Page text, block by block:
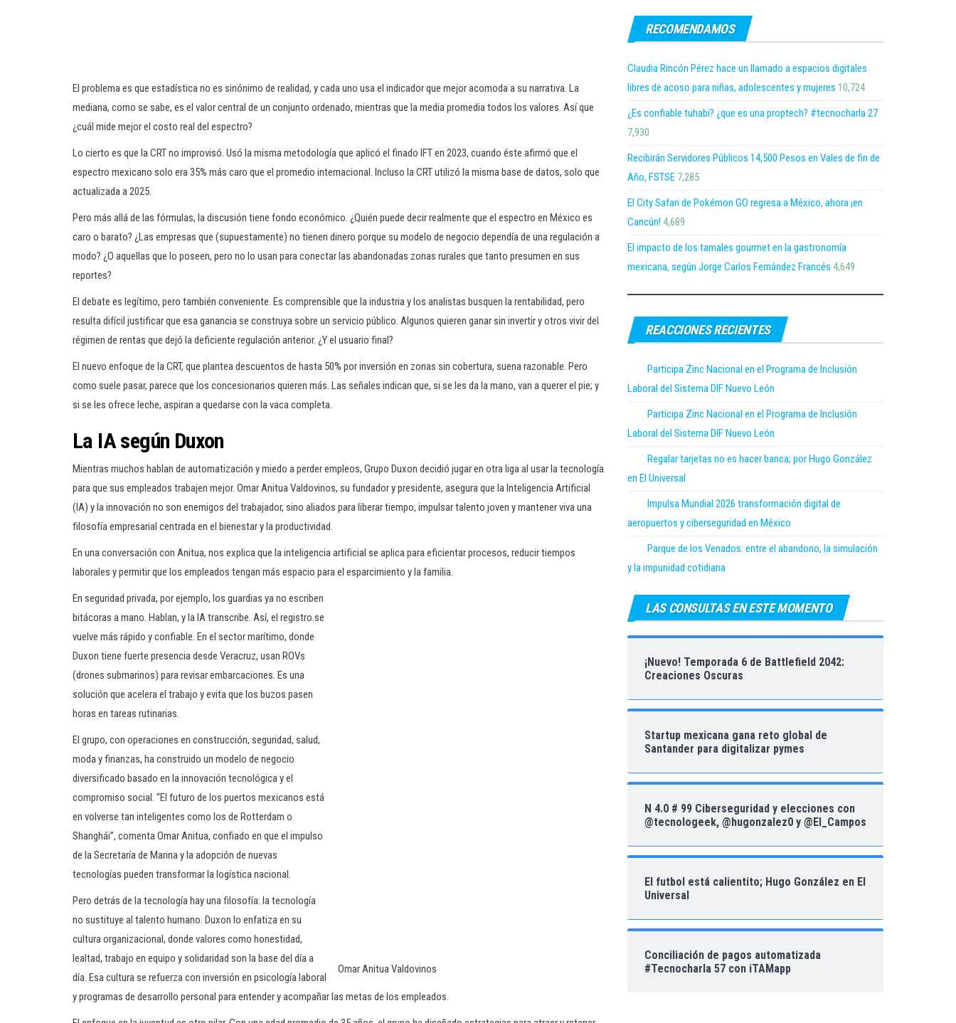
El problema es que estadística no es sinónimo de realidad, y cada uno usa el indicador que mejor acomoda a su narrativa. La
mediana, como se sabe, es el valor central de un conjunto ordenado, mientras que la media promedia todos los valores. Así que
¿cuál mide mejor el costo real del espectro?
Lo cierto es que la CRT no improvisó. Usó la misma metodología que aplicó el finado IFT en 2023, cuando éste afirmó que el
espectro mexicano solo era 35% más caro que el promedio internacional. Incluso la CRT utilizó la misma base de datos, solo que
actualizada a 2025.
Pero más allá de las fórmulas, la discusión tiene fondo económico. ¿Quién puede decir realmente que el espectro en México es
caro o barato? ¿Las empresas que (supuestamente) no tienen dinero porque su modelo de negocio dependía de una regulación a
modo? ¿O aquellas que lo poseen, pero no lo usan para conectar las abandonadas zonas rurales que tanto presumen en sus
reportes?
El debate es legítimo, pero también conveniente. Es comprensible que la industria y los analistas busquen la rentabilidad, pero
resulta difícil justificar que esa ganancia se construya sobre un servicio público. Algunos quieren ganar sin invertir y otros vivir del
régimen de rentas que dejó la deficiente regulación anterior. ¿Y el usuario final?
El nuevo enfoque de la CRT, que plantea descuentos de hasta 50% por inversión en zonas sin cobertura, suena razonable. Pero
como suele pasar, parece que los concesionarios quieren más. Las señales indican que, si se les da la mano, van a querer el pie; y
si se les ofrece leche, aspiran a quedarse con la vaca completa.
La IA según Duxon
Mientras muchos hablan de automatización y miedo a perder empleos, Grupo Duxon decidió jugar en otra liga al usar la tecnología
para que sus empleados trabajen mejor. Omar Anitua Valdovinos, su fundador y presidente, asegura que la Inteligencia Artificial
(IA) y la innovación no son enemigos del trabajador, sino aliados para liberar tiempo, impulsar talento joven y mantener viva una
filosofía empresarial centrada en el bienestar y la productividad.
En una conversación con Anitua, nos explica que la inteligencia artificial se aplica para eficientar procesos, reducir tiempos
laborales y permitir que los empleados tengan más espacio para el esparcimiento y la familia.
Omar Anitua Valdovinos
En seguridad privada, por ejemplo, los guardias ya no escriben
bitácoras a mano. Hablan, y la IA transcribe. Así, el registro se
vuelve más rápido y confiable. En el sector marítimo, donde
Duxon tiene fuerte presencia desde Veracruz, usan ROVs
(drones submarinos) para revisar embarcaciones. Es una
solución que acelera el trabajo y evita que los buzos pasen
horas en tareas rutinarias.
El grupo, con operaciones en construcción, seguridad, salud,
moda y finanzas, ha construido un modelo de negocio
diversificado basado en la innovación tecnológica y el
compromiso social. “El futuro de los puertos mexicanos está
en volverse tan inteligentes como los de Rotterdam o
Shanghái”, comenta Omar Anitua, confiado en que el impulso
de la Secretaría de Marina y la adopción de nuevas
tecnologías pueden transformar la logística nacional.
Pero detrás de la tecnología hay una filosofía: la tecnología
no sustituye al talento humano. Duxon lo enfatiza en su
cultura organizacional, donde valores como honestidad,
lealtad, trabajo en equipo y solidaridad son la base del día a
día. Esa cultura se refuerza con inversión en psicología laboral
y programas de desarrollo personal para entender y acompañar las metas de los empleados.
RECOMENDAMOS
Claudia Rincón Pérez hace un llamado a espacios digitales
libres de acoso para niñas, adolescentes y mujeres 10,724
¿Es confiable tuhabi? ¿que es una proptech? #tecnocharla 27
7,930
Recibirán Servidores Públicos 14,500 Pesos en Vales de fin de
Año, FSTSE 7,285
El City Safari de Pokémon GO regresa a México, ahora ¡en
Cancún! 4,689
El impacto de los tamales gourmet en la gastronomía
mexicana, según Jorge Carlos Fernández Francés 4,649
REACCIONES RECIENTES
Participa Zinc Nacional en el Programa de Inclusión
Laboral del Sistema DIF Nuevo León
Participa Zinc Nacional en el Programa de Inclusión
Laboral del Sistema DIF Nuevo León
Regalar tarjetas no es hacer banca; por Hugo González
en El Universal
Impulsa Mundial 2026 transformación digital de
aeropuertos y ciberseguridad en México
Parque de los Venados: entre el abandono, la simulación
y la impunidad cotidiana
LAS CONSULTAS EN ESTE MOMENTO
¡Nuevo! Temporada 6 de Battlefield 2042:
Creaciones Oscuras
Startup mexicana gana reto global de
Santander para digitalizar pymes
N 4.0 # 99 Ciberseguridad y elecciones con
@tecnologeek, @hugonzalez0 y @El_Campos
El futbol está calientito; Hugo González en El
Universal
Conciliación de pagos automatizada
#Tecnocharla 57 con iTAMapp